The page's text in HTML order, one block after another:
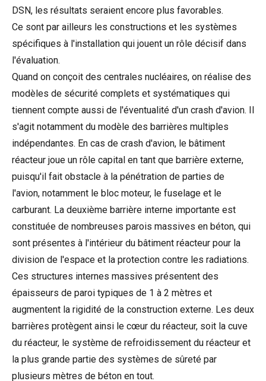
DSN, les résultats seraient encore plus favorables.
Ce sont par ailleurs les constructions et les systèmes
spécifiques à l'installation qui jouent un rôle décisif dans
l'évaluation.
Quand on conçoit des centrales nucléaires, on réalise des
modèles de sécurité complets et systématiques qui
tiennent compte aussi de l'éventualité d'un crash d'avion. Il
s'agit notamment du modèle des barrières multiples
indépendantes. En cas de crash d'avion, le bâtiment
réacteur joue un rôle capital en tant que barrière externe,
puisqu'il fait obstacle à la pénétration de parties de
l'avion, notamment le bloc moteur, le fuselage et le
carburant. La deuxième barrière interne importante est
constituée de nombreuses parois massives en béton, qui
sont présentes à l'intérieur du bâtiment réacteur pour la
division de l'espace et la protection contre les radiations.
Ces structures internes massives présentent des
épaisseurs de paroi typiques de 1 à 2 mètres et
augmentent la rigidité de la construction externe. Les deux
barrières protègent ainsi le cœur du réacteur, soit la cuve
du réacteur, le système de refroidissement du réacteur et
la plus grande partie des systèmes de sûreté par
plusieurs mètres de béton en tout.